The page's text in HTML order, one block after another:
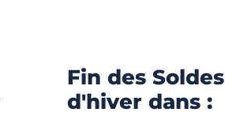
Fin des Soldes
d'hiver dans :